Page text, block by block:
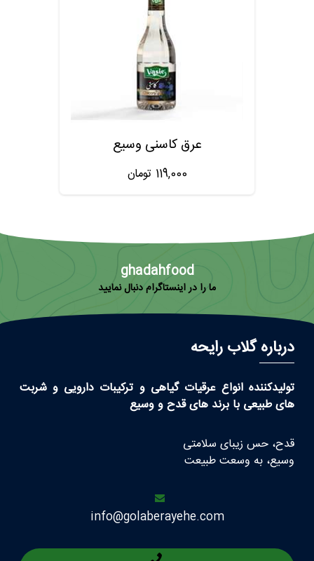
عرق کاسنی وسیع
119,000 تومان
ghadahfood
ما را در اینستاگرام دنبال نمایید
درباره گلاب رایحه
تولیدکننده انواع عرقیات گیاهی و ترکیبات دارویی و شربت
های طبیعی با برند های قدح و وسیع
قدح، حس زیبای سلامتی
وسیع، به وسعت طبیعت
info@golaberayehe.com